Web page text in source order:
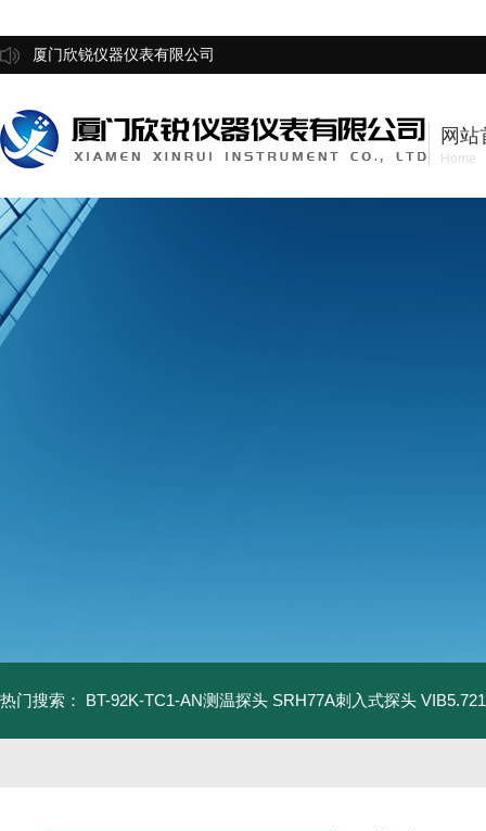
厦门欣锐仪器仪表有限公司
网站
Home
热门搜索： BT-92K-TC1-AN测温探头 SRH77A刺入式探头